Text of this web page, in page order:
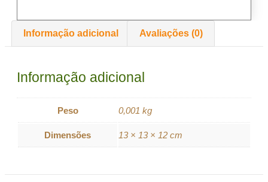
Informação adicional Avaliações (0)
Informação adicional
Peso 0,001 kg
Dimensões 13 × 13 × 12 cm